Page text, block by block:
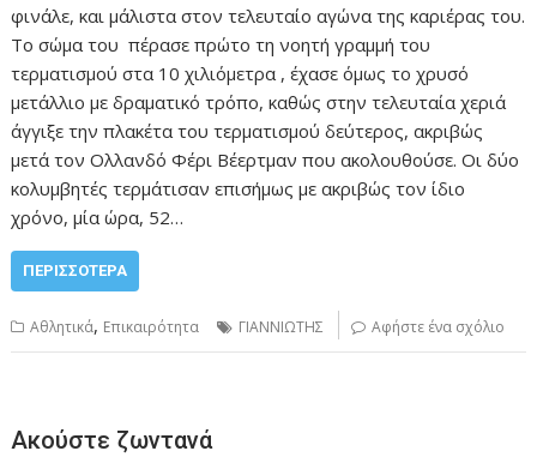
φινάλε, και μάλιστα στον τελευταίο αγώνα της καριέρας του.
Το σώμα του πέρασε πρώτο τη νοητή γραμμή του
τερματισμού στα 10 χιλιόμετρα , έχασε όμως το χρυσό
μετάλλιο με δραματικό τρόπο, καθώς στην τελευταία χεριά
άγγιξε την πλακέτα του τερματισμού δεύτερος, ακριβώς
μετά τον Ολλανδό Φέρι Βέερτμαν που ακολουθούσε. Οι δύο
κολυμβητές τερμάτισαν επισήμως με ακριβώς τον ίδιο
χρόνο, μία ώρα, 52…
ΠΕΡΙΣΣΌΤΕΡΑ
Αθλητικά, Επικαιρότητα ΓΙΑΝΝΙΩΤΗΣ Αφήστε ένα σχόλιο
Ακούστε ζωντανά